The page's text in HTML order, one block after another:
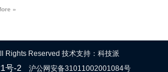
»
Rights Reserved 技术支持：科技派
号-2 沪公网安备31011002001084号